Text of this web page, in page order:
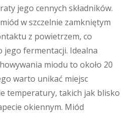
jego cennych składników.
w szczelnie zamkniętym
z powietrzem, co
jego fermentacji. Idealna
miodu to około 20
warto unikać miejsc
temperatury, takich jak blisko
okiennym. Miód